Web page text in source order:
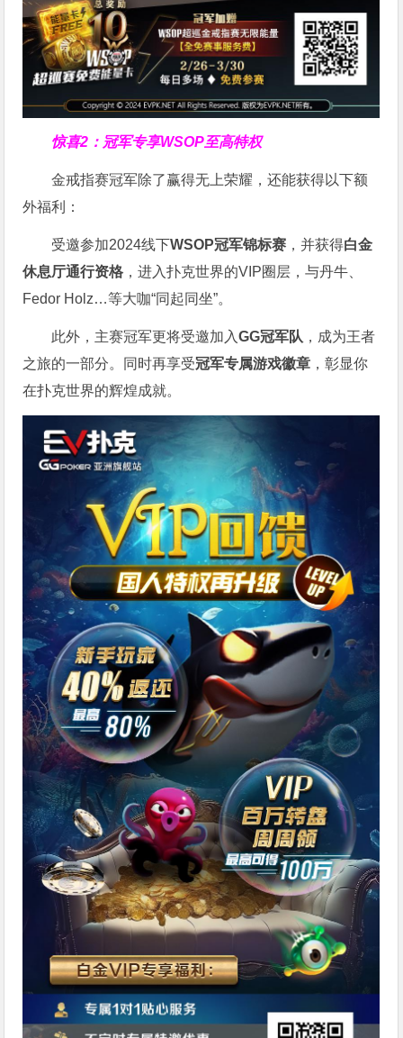
惊喜2：冠军专享WSOP至高特权
金戒指赛冠军除了赢得无上荣耀，还能获得以下额
外福利：
受邀参加2024线下WSOP冠军锦标赛 ，并获得白金
休息厅通行资格 ，进入扑克世界的VIP圈层，与丹牛、
Fedor Holz…等大咖“同起同坐”。
此外，主赛冠军更将受邀加入GG冠军队 ，成为王者
之旅的一部分。同时再享受冠军专属游戏徽章 ，彰显你
在扑克世界的辉煌成就。